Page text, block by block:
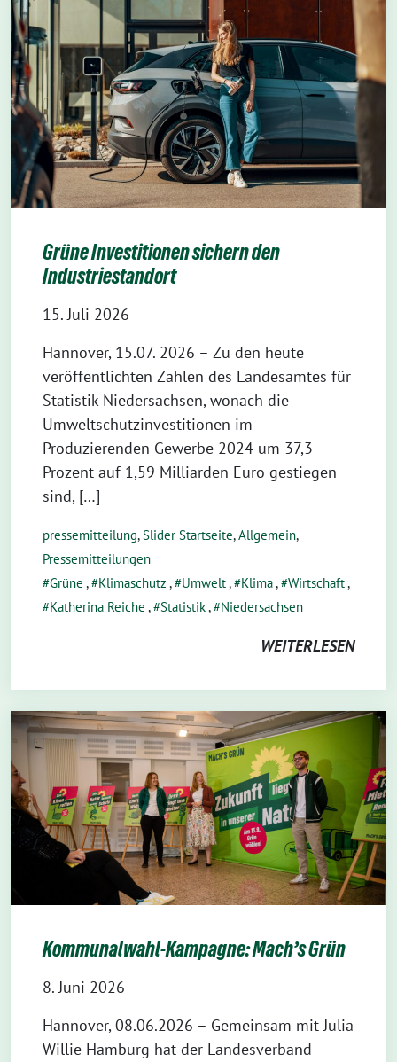
Grüne Investitionen sichern den
Industriestandort
15. Juli 2026
Hannover, 15.07. 2026 – Zu den heute
veröffentlichten Zahlen des Landesamtes für
Statistik Niedersachsen, wonach die
Umweltschutzinvestitionen im
Produzierenden Gewerbe 2024 um 37,3
Prozent auf 1,59 Milliarden Euro gestiegen
sind, […]
pressemitteilung,Slider Startseite,Allgemein,
Pressemitteilungen
Grüne , Klimaschutz , Umwelt, Klima, Wirtschaft,
Katherina Reiche , Statistik, Niedersachsen
WEITERLESEN
Kommunalwahl-Kampagne: Mach’s Grün
8. Juni 2026
Hannover, 08.06.2026 – Gemeinsam mit Julia
Willie Hamburg hat der Landesverband